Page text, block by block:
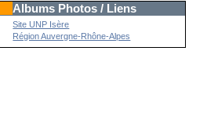
Albums Photos / Liens
Site UNP Isère
Région Auvergne-Rhône-Alpes